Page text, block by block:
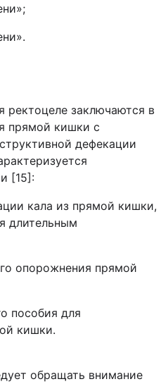
ректоцеле заключаются в
прямой кишки с
дефекации
[15]:
кала из прямой кишки,
длительным
опорожнения прямой
пособия для
кишки.
обращать внимание